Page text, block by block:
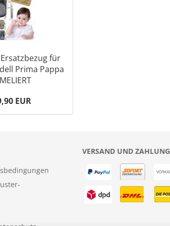
Ersatzbezug für
Prima Pappa
EUR
VERSAND UND ZAHLUNG